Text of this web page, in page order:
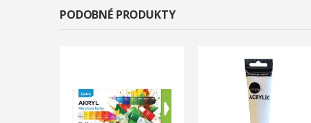
PODOBNÉ PRODUKTY